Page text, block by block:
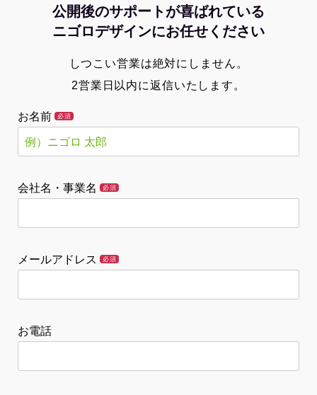
公開後のサポートが喜ばれている
ニゴロデザインにお任せください
しつこい営業は絶対にしません。
2営業日以内に返信いたします。
お名前 必須
会社名・事業名 必須
メールアドレス 必須
お電話